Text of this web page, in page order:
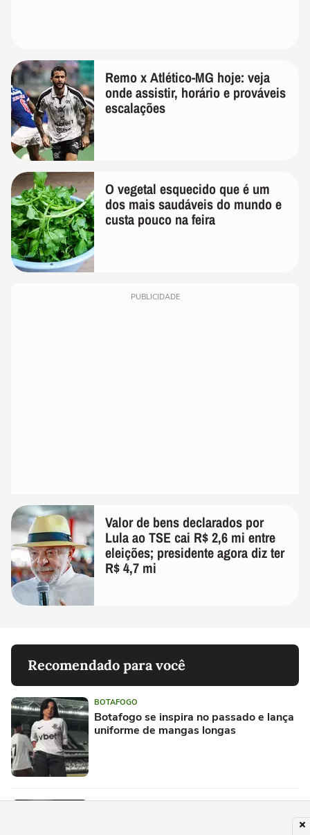
Remo x Atlético-MG hoje: veja
onde assistir, horário e prováveis
escalações
O vegetal esquecido que é um
dos mais saudáveis do mundo e
custa pouco na feira
PUBLICIDADE
Valor de bens declarados por
Lula ao TSE cai R$ 2,6 mi entre
eleições; presidente agora diz ter
R$ 4,7 mi
Recomendado para você
BOTAFOGO
Botafogo se inspira no passado e lança
uniforme de mangas longas
Botafogo confirma baixas para clássico